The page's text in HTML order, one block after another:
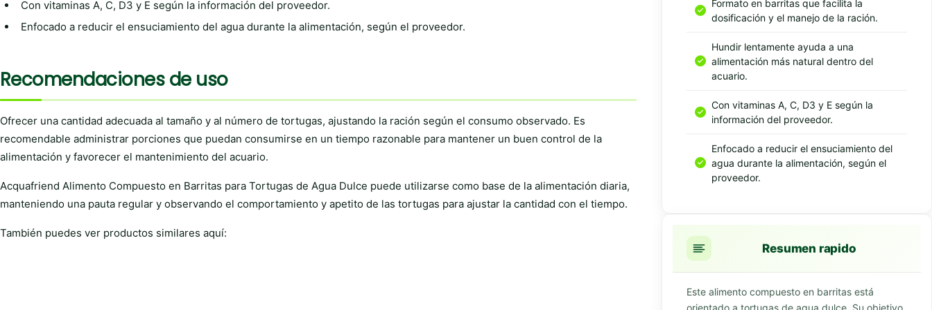
Con vitaminas A, C, D3 y E según la información del proveedor.
Enfocado a reducir el ensuciamiento del agua durante la alimentación, según el proveedor.
Recomendaciones de uso
Ofrecer una cantidad adecuada al tamaño y al número de tortugas, ajustando la ración según el consumo observado. Es
recomendable administrar porciones que puedan consumirse en un tiempo razonable para mantener un buen control de la
alimentación y favorecer el mantenimiento del acuario.
Acquafriend Alimento Compuesto en Barritas para Tortugas de Agua Dulce puede utilizarse como base de la alimentación diaria,
manteniendo una pauta regular y observando el comportamiento y apetito de las tortugas para ajustar la cantidad con el tiempo.
También puedes ver productos similares aquí:
Formato en barritas que facilita la
dosificación y el manejo de la ración.
Hundir lentamente ayuda a una
alimentación más natural dentro del
acuario.
Con vitaminas A, C, D3 y E según la
información del proveedor.
Enfocado a reducir el ensuciamiento del
agua durante la alimentación, según el
proveedor.
Resumen rapido
Este alimento compuesto en barritas está
orientado a tortugas de agua dulce. Su objetivo